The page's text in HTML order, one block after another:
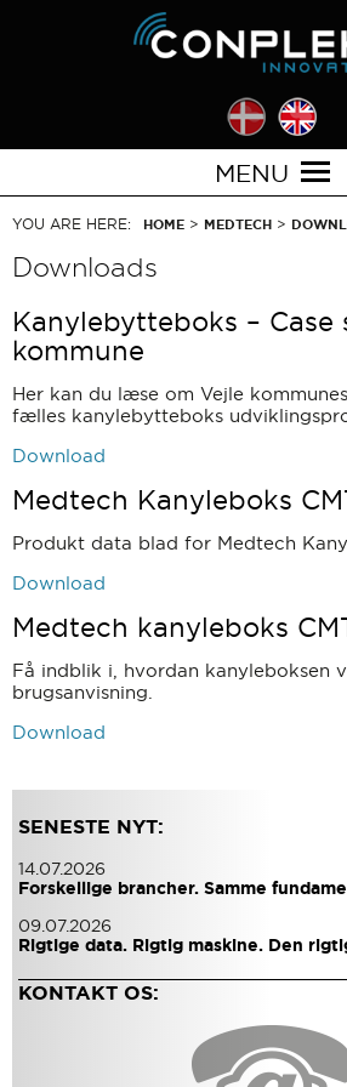
MENU
YOU ARE HERE: HOME > MEDTECH >
Downloads
Kanylebytteboks – Case
kommune
Her kan du læse om Vejle
fælles kanylebytteboks
Download
Medtech Kanyleboks
Produkt data blad for Medtech
Download
Medtech kanyleboks
Få indblik i, hvordan kanyleboksen
brugsanvisning.
Download
SENESTE NYT:
14.07.2026
Forskellige brancher. Samme
09.07.2026
Rigtige data. Rigtig maskine. Den
KONTAKT OS: